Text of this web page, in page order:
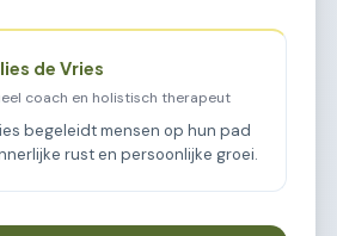
de Vries
coach en holistisch therapeut
begeleidt mensen op hun pad
rust en persoonlijke groei.